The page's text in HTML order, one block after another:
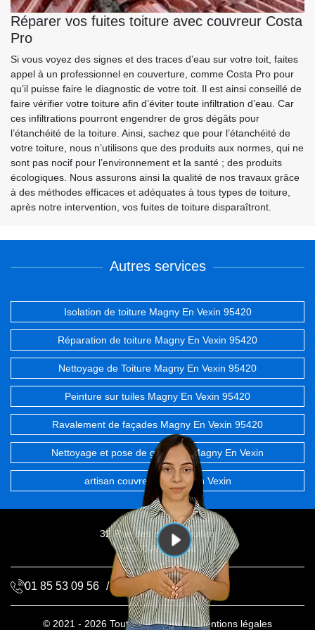
Réparer vos fuites toiture avec couvreur Costa
Pro
Si vous voyez des signes et des traces d’eau sur votre toit, faites
appel à un professionnel en couverture, comme Costa Pro pour
qu’il puisse faire le diagnostic de votre toit. Il est ainsi conseillé de
faire vérifier votre toiture afin d’éviter toute infiltration d’eau. Car
ces infiltrations pourront engendrer de gros dégâts pour
l’étanchéité de la toiture. Ainsi, sachez que pour l’étanchéité de
votre toiture, nous n’utilisons que des produits aux normes, qui ne
sont pas nocif pour l’environnement et la santé ; des produits
écologiques. Nous assurons ainsi la qualité de nos travaux grâce
à des méthodes efficaces et adéquates à tous types de toiture,
après notre intervention, vos fuites de toiture disparaîtront.
Autres services
Isolation de toiture Magny En Vexin 95420
Réparation de toiture Magny En Vexin 95420
Nettoyage de Toiture Magny En Vexin 95420
Peinture sur tuiles Magny En Vexin 95420
Ravalement de façades Magny En Vexin 95420
Nettoyage et pose de gouttière Magny En Vexin
artisan couvreur Magny En Vexin
32 Rue des chevrefeuilles
95100 Argenteuil
01 85 53 09 56 / 06 68 72 20 06
© 2021 - 2026 Tout droit réservé -Mentions légales